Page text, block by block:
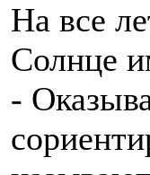
На все
Солнце
-